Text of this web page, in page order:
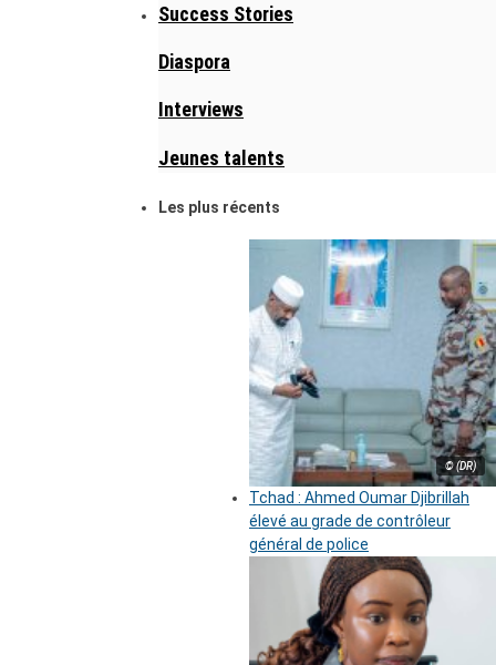
Success Stories
Diaspora
Interviews
Jeunes talents
Les plus récents
© (DR)
Tchad : Ahmed Oumar Djibrillah
élevé au grade de contrôleur
général de police